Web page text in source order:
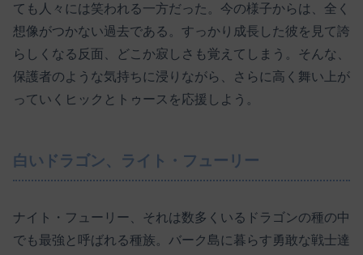
ても人々には笑われる一方だった。今の様子からは、全く
想像がつかない過去である。すっかり成長した彼を見て誇
らしくなる反面、どこか寂しさも覚えてしまう。そんな、
保護者のような気持ちに浸りながら、さらに高く舞い上が
っていくヒックとトゥースを応援しよう。
白いドラゴン、ライト・フューリー
ナイト・フューリー、それは数多くいるドラゴンの種の中
でも最強と呼ばれる種族。バーク島に暮らす勇敢な戦士達